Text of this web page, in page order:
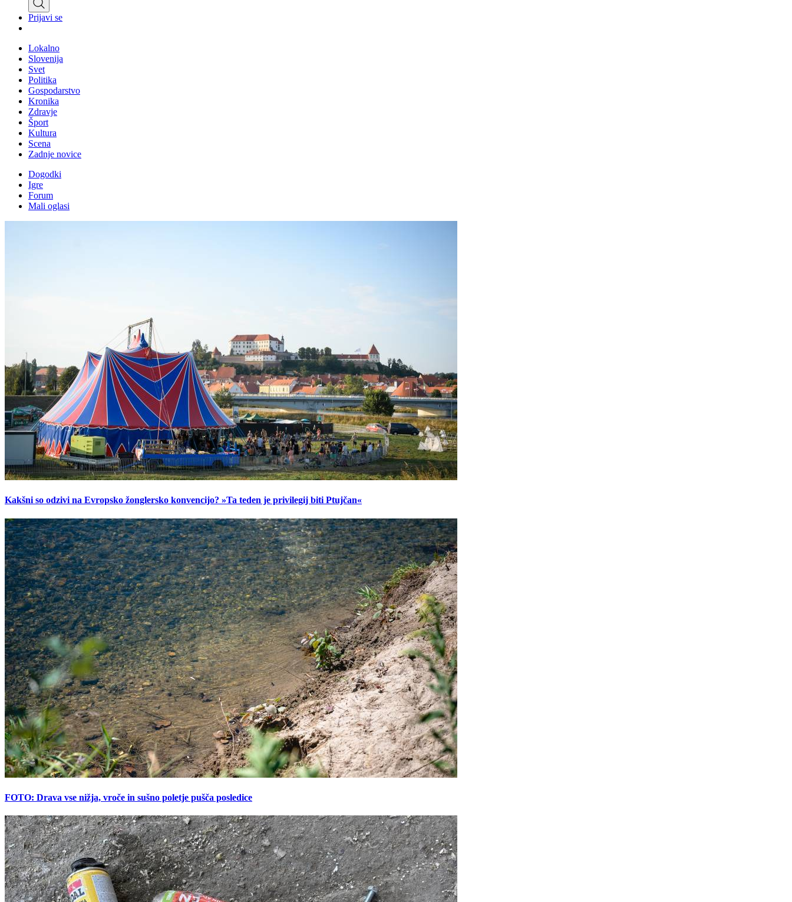
Prijavi se
Lokalno
Slovenija
Svet
Politika
Gospodarstvo
Kronika
Zdravje
Šport
Kultura
Scena
Zadnje novice
Dogodki
Igre
Forum
Mali oglasi
Kakšni so odzivi na Evropsko žonglersko konvencijo? »Ta teden je privilegij biti Ptujčan«
FOTO: Drava vse nižja, vroče in sušno poletje pušča posledice